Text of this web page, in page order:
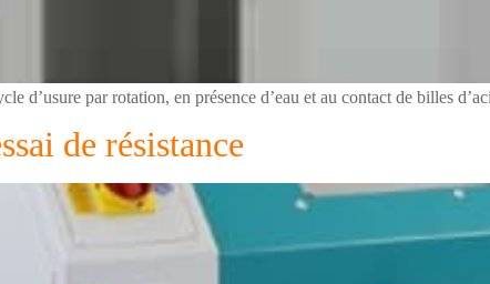
d’usure par rotation, en présence d’eau et au contact de billes
de résistance